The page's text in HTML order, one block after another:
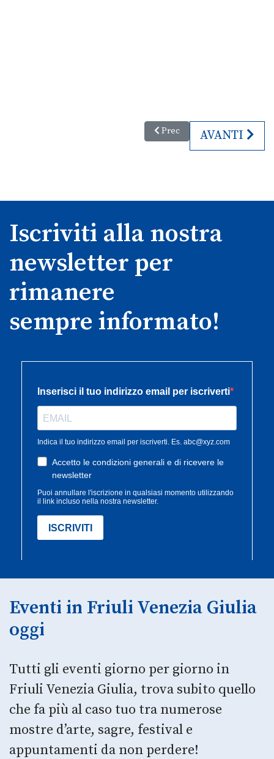
Articolo precedente: A
Prec ARTICOLO
AVANTI
Iscriviti alla nostra
newsletter per
rimanere
sempre informato!
Eventi in Friuli Venezia Giulia
oggi
Tutti gli eventi giorno per giorno in
Friuli Venezia Giulia, trova subito quello
che fa più al caso tuo tra numerose
mostre d’arte, sagre, festival e
appuntamenti da non perdere!